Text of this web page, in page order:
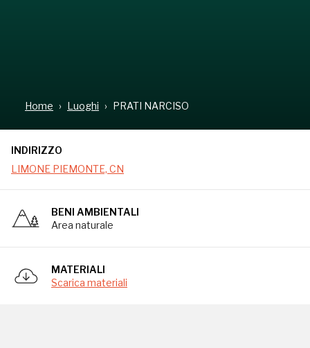
Home Luoghi PRATI NARCISO
INDIRIZZO
LIMONE PIEMONTE, CN
BENI AMBIENTALI
Area naturale
MATERIALI
Scarica materiali
Storico campagne in questo